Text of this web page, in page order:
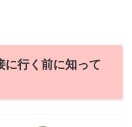
に行く前に知って